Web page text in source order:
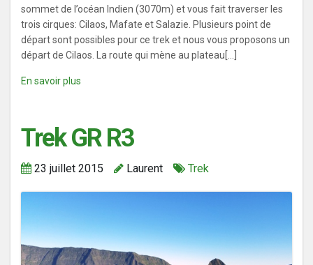
sommet de l’océan Indien (3070m) et vous fait traverser les
trois cirques: Cilaos, Mafate et Salazie. Plusieurs point de
départ sont possibles pour ce trek et nous vous proposons un
départ de Cilaos. La route qui mène au plateau[...]
En savoir plus
Trek GR R3
23 juillet 2015 Laurent Trek